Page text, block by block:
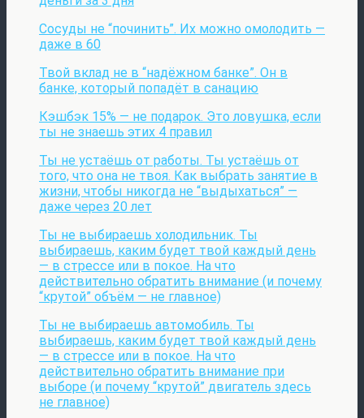
Сосуды не “починить”. Их можно омолодить —
даже в 60
Твой вклад не в “надёжном банке”. Он в
банке, который попадёт в санацию
Кэшбэк 15% — не подарок. Это ловушка, если
ты не знаешь этих 4 правил
Ты не устаёшь от работы. Ты устаёшь от
того, что она не твоя. Как выбрать занятие в
жизни, чтобы никогда не “выдыхаться” —
даже через 20 лет
Ты не выбираешь холодильник. Ты
выбираешь, каким будет твой каждый день
— в стрессе или в покое. На что
действительно обратить внимание (и почему
“крутой” объём — не главное)
Ты не выбираешь автомобиль. Ты
выбираешь, каким будет твой каждый день
— в стрессе или в покое. На что
действительно обратить внимание при
выборе (и почему “крутой” двигатель здесь
не главное)